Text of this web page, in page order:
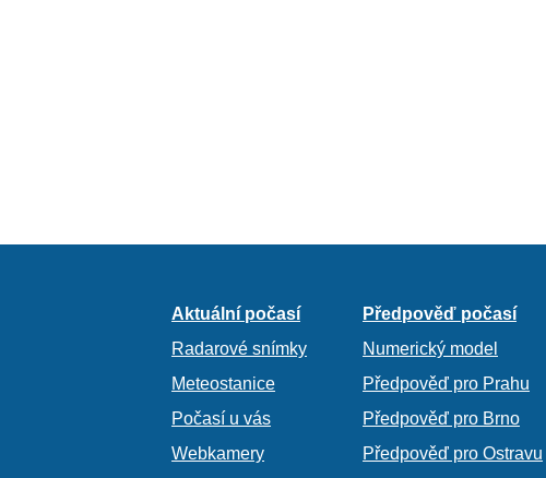
Aktuální počasí
Radarové snímky
Meteostanice
Počasí u vás
Webkamery
Předpověď počasí
Numerický model
Předpověď pro Prahu
Předpověď pro Brno
Předpověď pro Ostravu